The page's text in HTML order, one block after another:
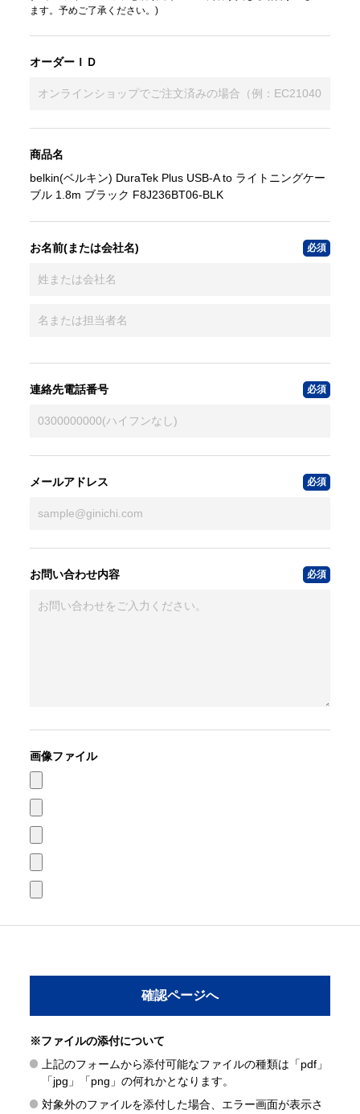
ます。予めご了承ください。)
オーダーＩＤ
商品名
belkin(ベルキン) DuraTek Plus USB-A to ライトニングケー
ブル 1.8m ブラック F8J236BT06-BLK
お名前(または会社名)
連絡先電話番号
メールアドレス
お問い合わせ内容
画像ファイル
※ファイルの添付について
上記のフォームから添付可能なファイルの種類は「pdf」
「jpg」「png」の何れかとなります。
対象外のファイルを添付した場合、エラー画面が表示さ